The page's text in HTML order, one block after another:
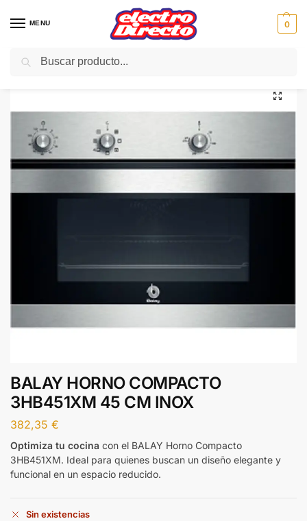
MENU 0
Inicio Gama blanca Hornos
BALAY HORNO COMPACTO
3HB451XM 45 CM INOX
382,35 €
Optimiza tu cocina con el BALAY Horno Compacto
3HB451XM. Ideal para quienes buscan un diseño elegante y
funcional en un espacio reducido.
Sin existencias